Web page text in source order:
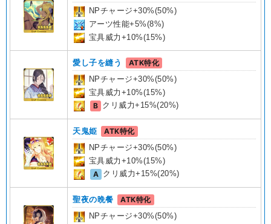
NPチャージ+30%(50%)
アーツ性能+5%(8%)
宝具威力+10%(15%)
愛し子を縫う
ATK特化
NPチャージ+30%(50%)
宝具威力+10%(15%)
B クリ威力+15%(20%)
天鬼姫
ATK特化
NPチャージ+30%(50%)
宝具威力+10%(15%)
A クリ威力+15%(20%)
聖夜の晩餐
ATK特化
NPチャージ+30%(50%)